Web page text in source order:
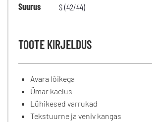
Suurus
S (42/44)
TOOTE KIRJELDUS
Avara lõikega
Ümar kaelus
Lühikesed varrukad
Tekstuurne ja veniv kangas